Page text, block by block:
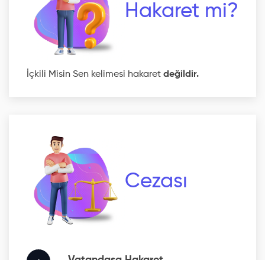
Hakaret mi?
İçkili Misin Sen kelimesi hakaret değildir.
Cezası